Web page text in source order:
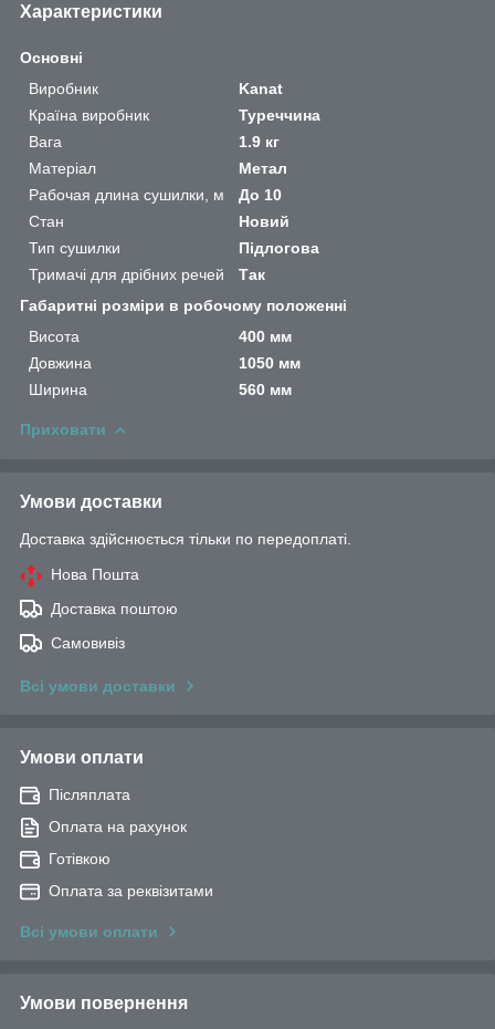
Характеристики
Основні
Виробник
Kanat
Країна виробник
Туреччина
Вага
1.9 кг
Матеріал
Метал
Рабочая длина сушилки, м
До 10
Стан
Новий
Тип сушилки
Підлогова
Тримачі для дрібних речей
Так
Габаритні розміри в робочому положенні
Висота
400 мм
Довжина
1050 мм
Ширина
560 мм
Приховати
Умови доставки
Доставка здійснюється тільки по передоплаті.
Нова Пошта
Доставка поштою
Самовивіз
Всі умови доставки
Умови оплати
Післяплата
Оплата на рахунок
Готівкою
Оплата за реквізитами
Всі умови оплати
Умови повернення